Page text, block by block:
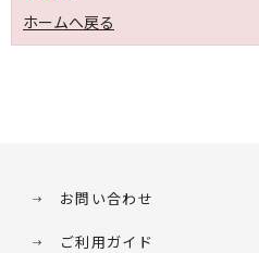
ホームへ戻る
お問い合わせ
ご利用ガイド